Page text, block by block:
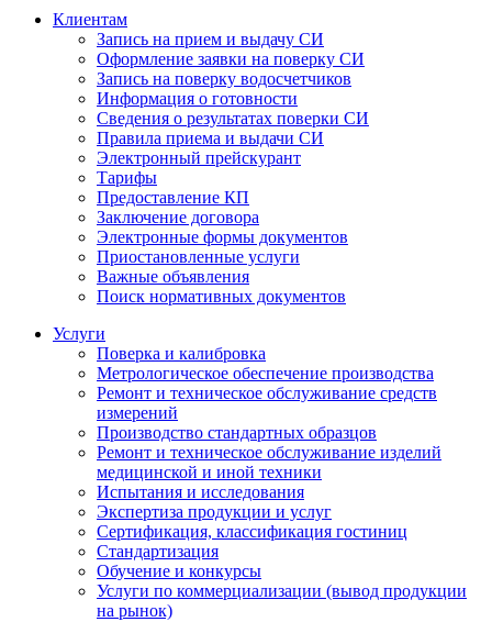
Клиентам
Запись на прием и выдачу СИ
Оформление заявки на поверку СИ
Запись на поверку водосчетчиков
Информация о готовности
Сведения о результатах поверки СИ
Правила приема и выдачи СИ
Электронный прейскурант
Тарифы
Предоставление КП
Заключение договора
Электронные формы документов
Приостановленные услуги
Важные объявления
Поиск нормативных документов
Услуги
Поверка и калибровка
Метрологическое обеспечение производства
Ремонт и техническое обслуживание средств
измерений
Производство стандартных образцов
Ремонт и техническое обслуживание изделий
медицинской и иной техники
Испытания и исследования
Экспертиза продукции и услуг
Сертификация, классификация гостиниц
Стандартизация
Обучение и конкурсы
Услуги по коммерциализации (вывод продукции
на рынок)